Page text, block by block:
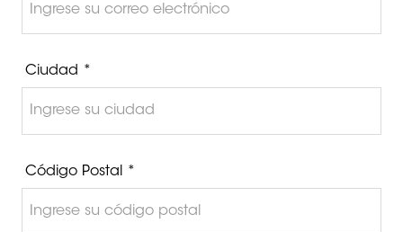
Ciudad *
Código Postal *